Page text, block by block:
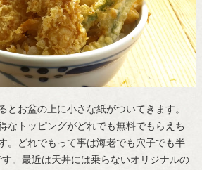
とお盆の上に小さな紙がついてきます。
なトッピングがどれでも無料でもらえち
。どれでもって事は海老でも穴子でも半
。最近は天丼には乗らないオリジナルの